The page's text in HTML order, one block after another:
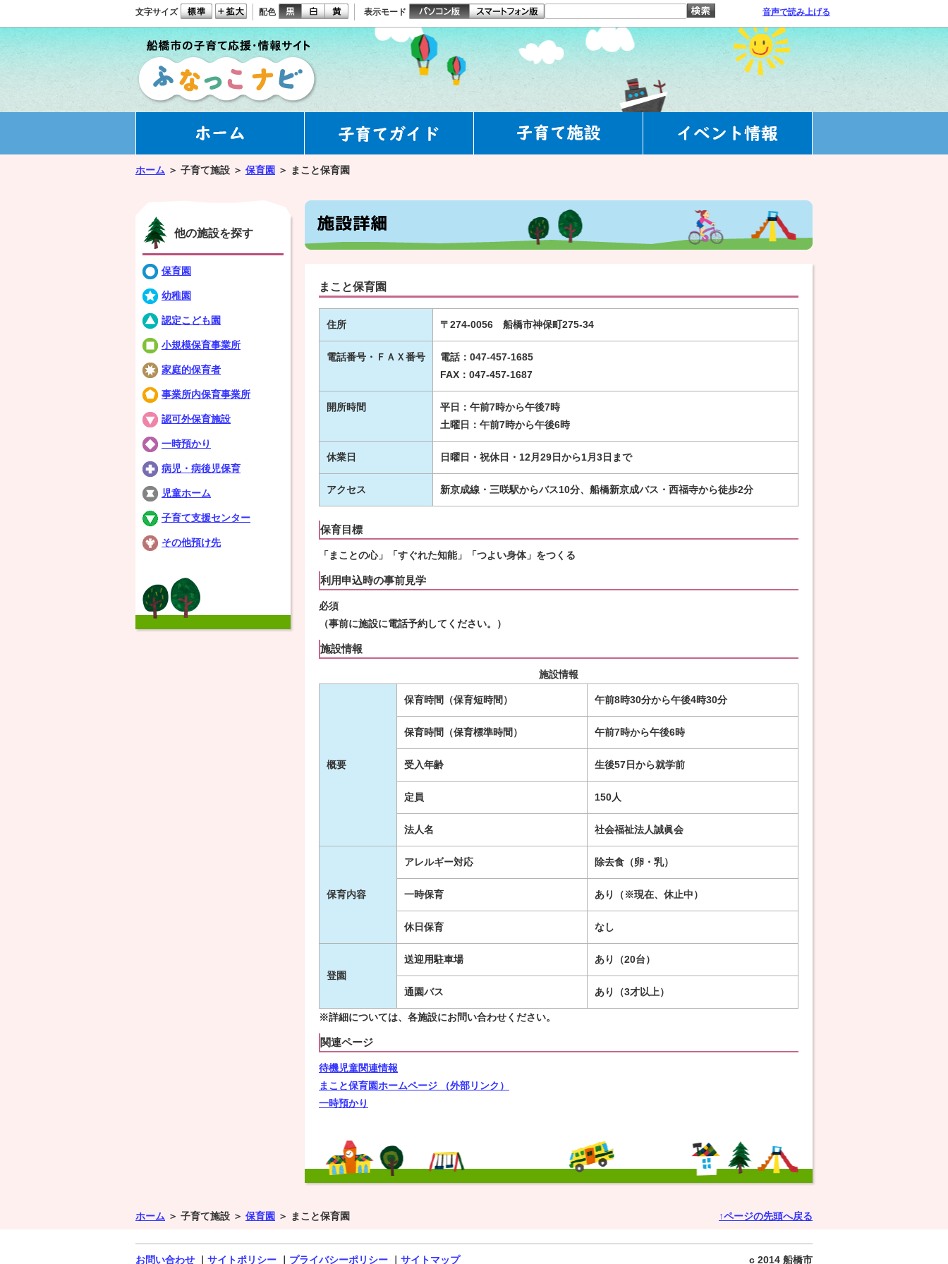
文字サイズ 配色 表示モード 音声で読み上げる
ホーム ＞ 子育て施設 ＞ 保育園 ＞ まこと保育園
まこと保育園
住所 〒274-0056 船橋市神保町275-34
電話番号・ＦＡＸ番号
電話：047-457-1685
FAX：047-457-1687
開所時間
平日：午前7時から午後7時
土曜日：午前7時から午後6時
休業日 日曜日・祝休日・12月29日から1月3日まで
アクセス 新京成線・三咲駅からバス10分、船橋新京成バス・西福寺から徒歩2分
保育目標
「まことの心」「すぐれた知能」「つよい身体」をつくる
利用申込時の事前見学
必須
（事前に施設に電話予約してください。）
施設情報
施設情報
概要
保育時間（保育短時間） 午前8時30分から午後4時30分
保育時間（保育標準時間） 午前7時から午後6時
受入年齢 生後57日から就学前
定員 150人
法人名 社会福祉法人誠眞会
保育内容
アレルギー対応 除去食（卵・乳）
一時保育 あり（※現在、休止中）
休日保育 なし
登園
送迎用駐車場 あり（20台）
通園バス あり（3才以上）
※詳細については、各施設にお問い合わせください。
関連ページ
待機児童関連情報
まこと保育園ホームページ （外部リンク）
一時預かり
他の施設を探す
保育園
幼稚園
認定こども園
小規模保育事業所
家庭的保育者
事業所内保育事業所
認可外保育施設
一時預かり
病児・病後児保育
児童ホーム
子育て支援センター
その他預け先
↑ページの先頭へ戻る
ホーム ＞ 子育て施設 ＞ 保育園 ＞ まこと保育園
お問い合わせ サイトポリシー プライバシーポリシー サイトマップ c 2014 船橋市